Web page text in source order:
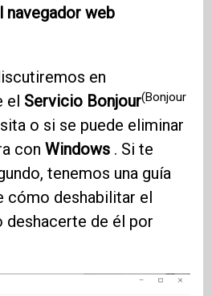
navegador web
en
el Servicio Bonjour(Bonjour
o si se puede eliminar
conWindows . Si te
tenemos una guía
cómo deshabilitar el
deshacerte de él por